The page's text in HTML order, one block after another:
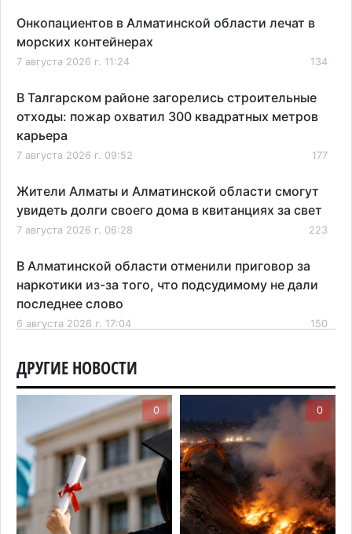
Онкопациентов в Алматинской области лечат в
морских контейнерах
7 августа 2026 г. 11:24 134
В Талгарском районе загорелись строительные
отходы: пожар охватил 300 квадратных метров
карьера
7 августа 2026 г. 09:52 177
Жители Алматы и Алматинской области смогут
увидеть долги своего дома в квитанциях за свет
7 августа 2026 г. 06:28 223
В Алматинской области отменили приговор за
наркотики из-за того, что подсудимому не дали
последнее слово
6 августа 2026 г. 17:04 150
Проезд по БАКАД резко подорожал: в
Алматинской области начали действовать новые
тарифы
6 августа 2026 г. 14:36 202
Сильнейшие дзюдоисты мира приехали на
сборы в Алматинскую область
6 августа 2026 г. 12:12 167
Первый раз с ИИ в первый класс: казахстанских
ДРУГИЕ НОВОСТИ
0 0